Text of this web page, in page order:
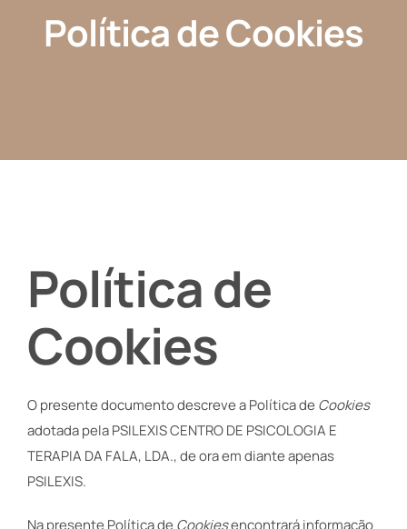
Política de Cookies
Política de
Cookies
O presente documento descreve a Política de Cookies
adotada pela PSILEXIS CENTRO DE PSICOLOGIA E
TERAPIA DA FALA, LDA., de ora em diante apenas
PSILEXIS.
Na presente Política de Cookiesencontrará informação